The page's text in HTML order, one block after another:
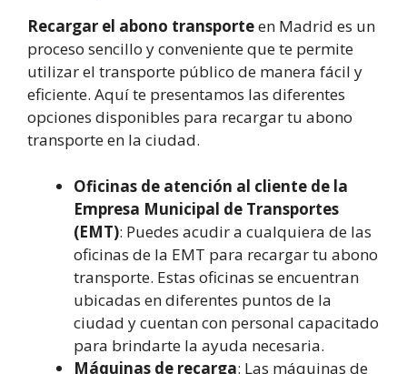
Recargar el abono transporteen Madrid es un
proceso sencillo y conveniente que te permite
utilizar el transporte público de manera fácil y
eficiente. Aquí te presentamos las diferentes
opciones disponibles para recargar tu abono
transporte en la ciudad.
Oficinas de atención al cliente de la
Empresa Municipal de Transportes
(EMT): Puedes acudir a cualquiera de las
oficinas de la EMT para recargar tu abono
transporte. Estas oficinas se encuentran
ubicadas en diferentes puntos de la
ciudad y cuentan con personal capacitado
para brindarte la ayuda necesaria.
Máquinas de recarga: Las máquinas de